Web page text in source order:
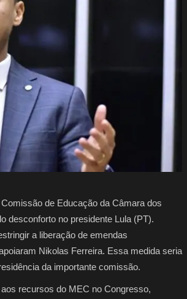
de Educação da Câmara dos
desconforto no presidente Lula (PT).
a liberação de emendas
Nikolas Ferreira. Essa medida seria
da importante comissão.
recursos do MEC no Congresso,